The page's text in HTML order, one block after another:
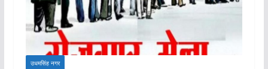
उधमसिंह नगर